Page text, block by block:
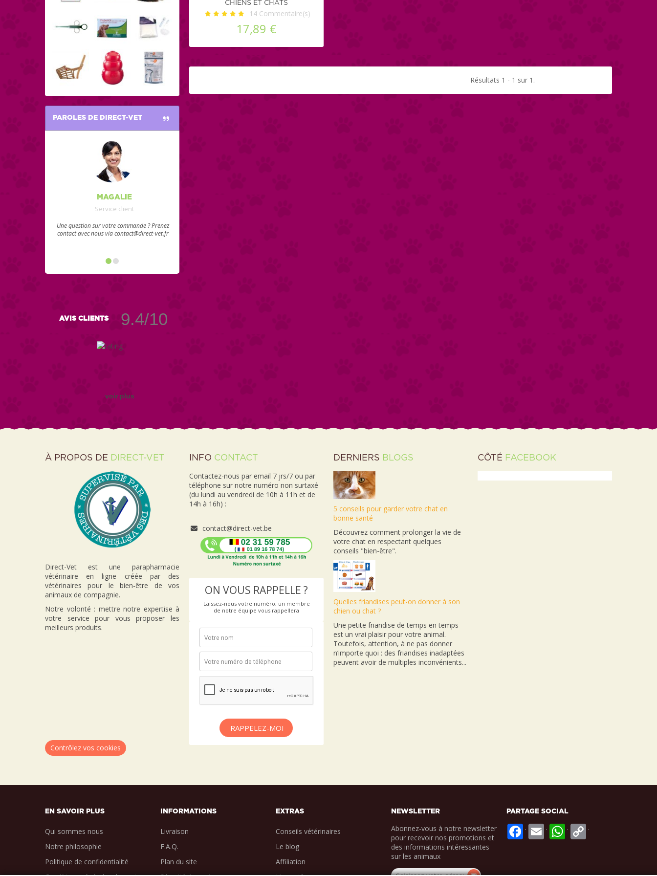
PAROLES DE DIRECT-VET
MAGALIE
Service client
Une question sur votre commande ? Prenez
contact avec nous via contact@direct-vet.fr
AVIS CLIENTS 9.4/10
voir plus
CHIENS ET CHATS
14 Commentaire(s)
17,89 €
Résultats 1 - 1 sur 1.
À PROPOS DE DIRECT-VET
Direct-Vet est une parapharmacie
vétérinaire en ligne créée par des
vétérinaires pour le bien-être de vos
animaux de compagnie.
Notre volonté : mettre notre expertise à
votre service pour vous proposer les
meilleurs produits.
INFO CONTACT
Contactez-nous par email 7 jrs/7 ou par
téléphone sur notre numéro non surtaxé
(du lundi au vendredi de 10h à 11h et de
14h à 16h) :
contact@direct-vet.be
ON VOUS RAPPELLE ?
Laissez-nous votre numéro, un membre
de notre équipe vous rappellera
RAPPELEZ-MOI
DERNIERS BLOGS
5 conseils pour garder votre chat en
bonne santé
Découvrez comment prolonger la vie de
votre chat en respectant quelques
conseils "bien-être".
Quelles friandises peut-on donner à son
chien ou chat ?
Une petite friandise de temps en temps
est un vrai plaisir pour votre animal.
Toutefois, attention, à ne pas donner
n’importe quoi : des friandises inadaptées
peuvent avoir de multiples inconvénients...
CÔTÉ FACEBOOK
Contrôlez vos cookies
EN SAVOIR PLUS
Qui sommes nous
Notre philosophie
Politique de confidentialité
INFORMATIONS
Livraison
F.A.Q.
Plan du site
EXTRAS
Conseils vétérinaires
Le blog
Affiliation
NEWSLETTER
Abonnez-vous à notre newsletter
pour recevoir nos promotions et
des informations intéressantes
sur les animaux
PARTAGE SOCIAL
. . . .